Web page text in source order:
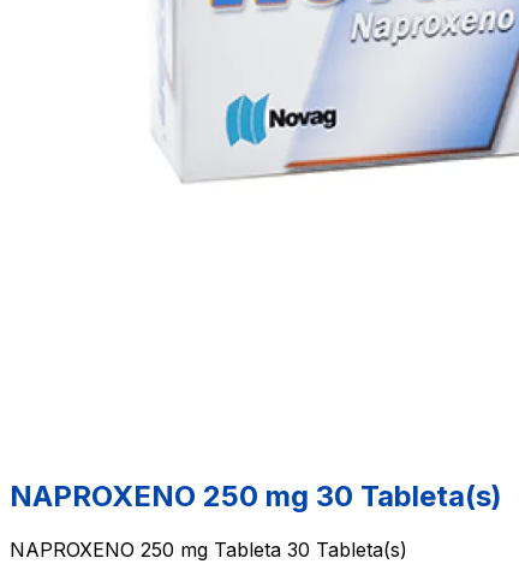
NAPROXENO 250 mg 30 Tableta(s)
NAPROXENO 250 mg Tableta 30 Tableta(s)